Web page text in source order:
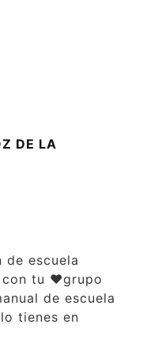
DE LA
de escuela
con tu ❤️grupo
de escuela
tienes en